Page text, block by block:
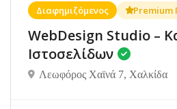
Διαφημιζόμενος Premium
WebDesign Studio –
Ιστοσελίδων
Λεωφόρος Χαϊνά 7, Χαλκίδα